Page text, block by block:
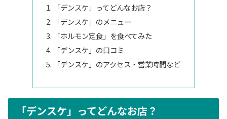
「デンスケ」ってどんなお店？
「デンスケ」のメニュー
「ホルモン定食」を食べてみた
「デンスケ」の口コミ
「デンスケ」のアクセス・営業時間など
「デンスケ」ってどんなお店？